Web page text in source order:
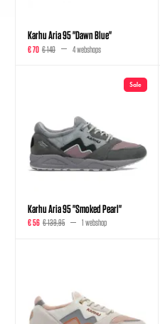
Karhu Aria 95 "Dawn Blue"
€ 70 € 140 4 webshops
Sale
Karhu Aria 95 "Smoked Pearl"
€ 56 € 139,95 1 webshop